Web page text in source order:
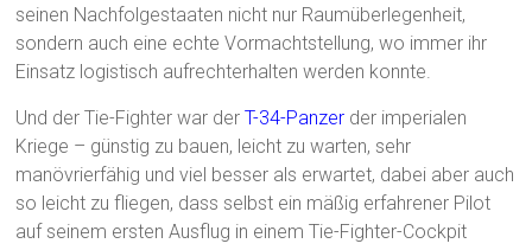
seinen Nachfolgestaaten nicht nur Raumüberlegenheit,
sondern auch eine echte Vormachtstellung, wo immer ihr
Einsatz logistisch aufrechterhalten werden konnte.
Und der Tie-Fighter war derT-34-Panzer der imperialen
Kriege – günstig zu bauen, leicht zu warten, sehr
manövrierfähig und viel besser als erwartet, dabei aber auch
so leicht zu fliegen, dass selbst ein mäßig erfahrener Pilot
auf seinem ersten Ausflug in einem Tie-Fighter-Cockpit